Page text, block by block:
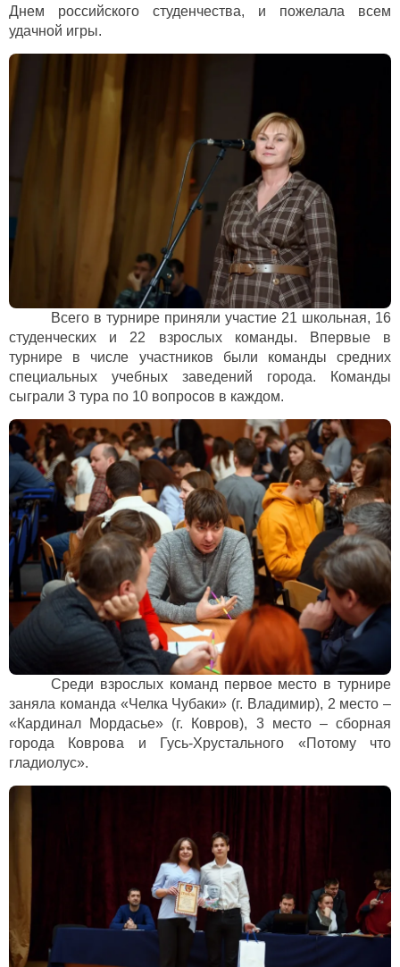
Днем российского студенчества, и пожелала всем
удачной игры.
Всего в турнире приняли участие 21 школьная, 16
студенческих и 22 взрослых команды. Впервые в
турнире в числе участников были команды средних
специальных учебных заведений города. Команды
сыграли 3 тура по 10 вопросов в каждом.
Среди взрослых команд первое место в турнире
заняла команда «Челка Чубаки» (г. Владимир), 2 место –
«Кардинал Мордасье» (г. Ковров), 3 место – сборная
города Коврова и Гусь-Хрустального «Потому что
гладиолус».